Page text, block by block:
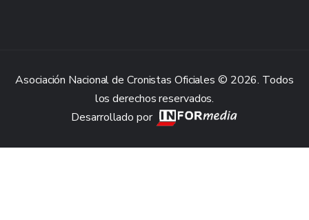
Asociación Nacional de Cronistas Oficiales © 2026. Todos
los derechos reservados.
Desarrollado por